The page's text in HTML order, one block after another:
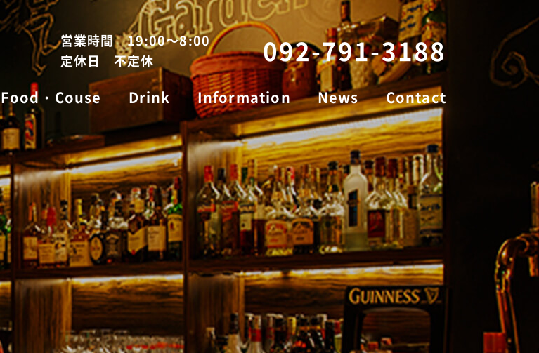
営業時間 19:00～8:00
定休日 不定休
092-791-3188
Food・Couse Drink Information News Contact